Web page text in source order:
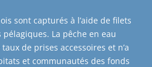
sont capturés à l’aide de filets
La pêche en eau
de prises accessoires et n’a
et communautés des fonds